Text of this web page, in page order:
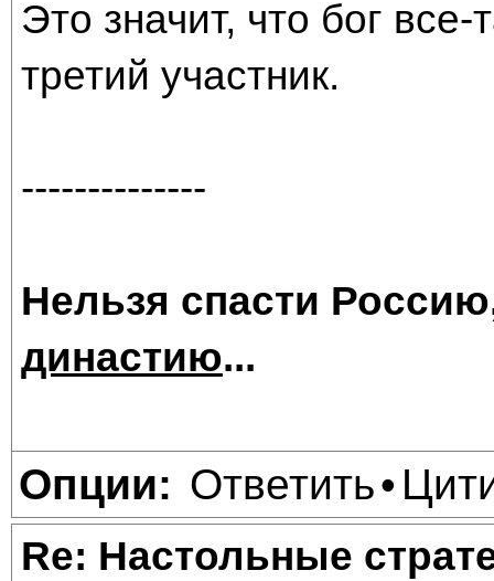
Это значит, что бог
третий участник.
--------------
Нельзя спасти
династию...
Опции: Ответить•
Re: Настольные